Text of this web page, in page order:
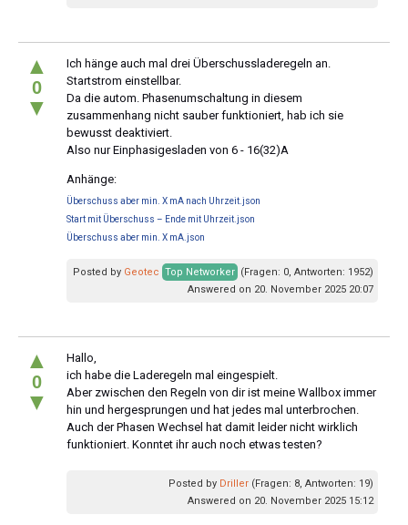
▲
0
▼
Ich hänge auch mal drei Überschussladeregeln an.
Startstrom einstellbar.
Da die autom. Phasenumschaltung in diesem
zusammenhang nicht sauber funktioniert, hab ich sie
bewusst deaktiviert.
Also nur Einphasigesladen von 6 - 16(32)A
Anhänge:
Überschuss aber min. X mA nach Uhrzeit.json
Start mit Überschuss – Ende mit Uhrzeit.json
Überschuss aber min. X mA.json
Posted by Geotec Top Networker (Fragen: 0, Antworten: 1952)
Answered on 20. November 2025 20:07
▲
0
▼
Hallo,
ich habe die Laderegeln mal eingespielt.
Aber zwischen den Regeln von dir ist meine Wallbox immer
hin und hergesprungen und hat jedes mal unterbrochen.
Auch der Phasen Wechsel hat damit leider nicht wirklich
funktioniert. Konntet ihr auch noch etwas testen?
Posted by Driller (Fragen: 8, Antworten: 19)
Answered on 20. November 2025 15:12